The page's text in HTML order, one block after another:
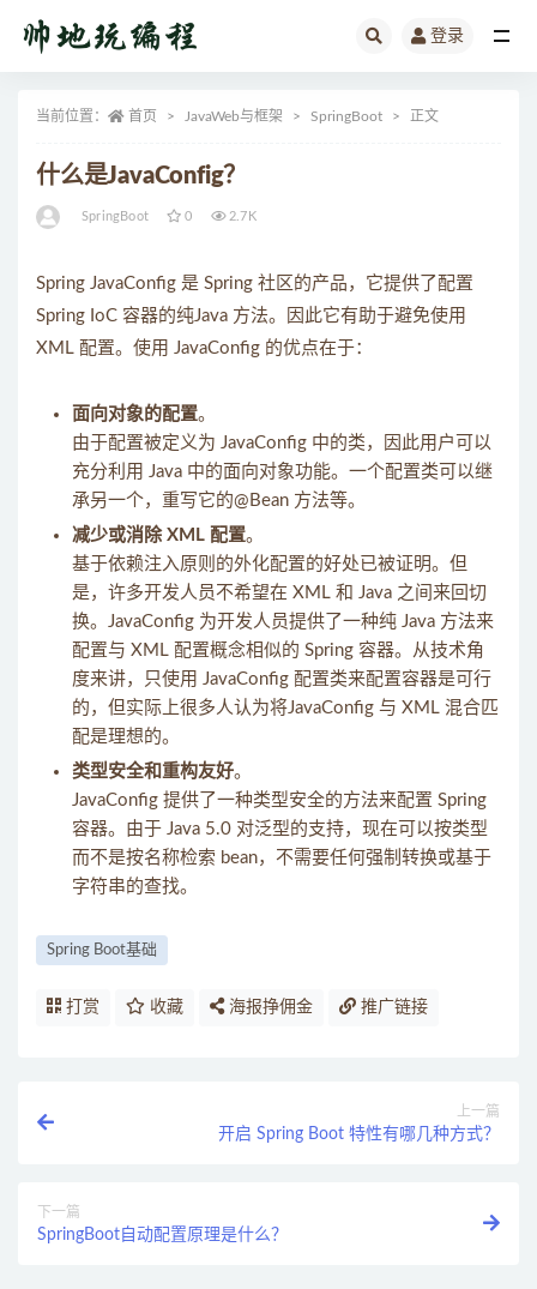
登录
当前位置： 首页 JavaWeb与框架 SpringBoot 正文
什么是JavaConfig？
SpringBoot 0 2.7K
Spring JavaConfig 是 Spring 社区的产品，它提供了配置
Spring IoC 容器的纯Java 方法。因此它有助于避免使用
XML 配置。使用 JavaConfig 的优点在于：
面向对象的配置。
由于配置被定义为 JavaConfig 中的类，因此用户可以
充分利用 Java 中的面向对象功能。一个配置类可以继
承另一个，重写它的@Bean 方法等。
减少或消除 XML 配置。
基于依赖注入原则的外化配置的好处已被证明。但
是，许多开发人员不希望在 XML 和 Java 之间来回切
换。JavaConfig 为开发人员提供了一种纯 Java 方法来
配置与 XML 配置概念相似的 Spring 容器。从技术角
度来讲，只使用 JavaConfig 配置类来配置容器是可行
的，但实际上很多人认为将JavaConfig 与 XML 混合匹
配是理想的。
类型安全和重构友好。
JavaConfig 提供了一种类型安全的方法来配置 Spring
容器。由于 Java 5.0 对泛型的支持，现在可以按类型
而不是按名称检索 bean，不需要任何强制转换或基于
字符串的查找。
Spring Boot基础
打赏 收藏 海报挣佣金 推广链接
上一篇
开启 Spring Boot 特性有哪几种方式？
下一篇
SpringBoot自动配置原理是什么？